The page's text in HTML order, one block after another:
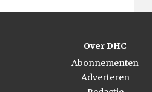
Over DHC
Abonnementen
Adverteren